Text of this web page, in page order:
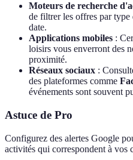
Moteurs de recherche
de filtrer les offres par type
date.
Applications mobiles :
loisirs vous enverront des
proximité.
Réseaux sociaux :
des plateformes comme
événements sont souvent
Astuce de Pro
Configurez des alertes Google
activités qui correspondent à vos